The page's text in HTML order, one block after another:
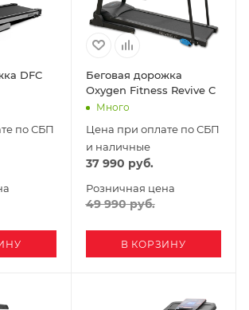
DFC
по СБП
Беговая дорожка
Oxygen Fitness Revive C
Много
Цена при оплате по СБП
и наличные
37 990 руб.
Розничная цена
49 990руб.
В КОРЗИНУ